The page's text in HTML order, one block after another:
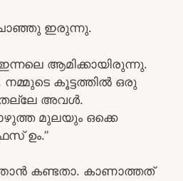
ഇരുന്നു.
ആമിക്കായിരുന്നു.
കൂട്ടത്തിൽ ഒരു
അവൾ.
മുലയും ഒക്കെ
ഉം.”
കണ്ടതാ. കാണാത്തത്